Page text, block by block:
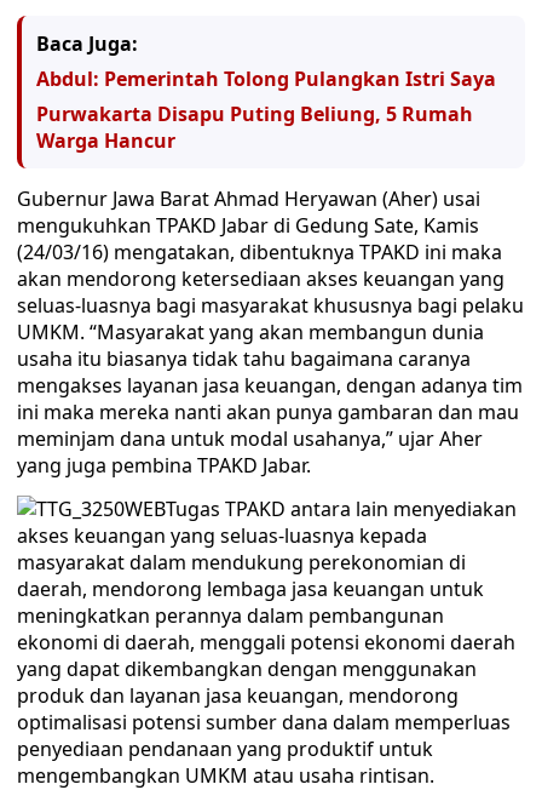
Baca Juga:
Abdul: Pemerintah Tolong Pulangkan Istri Saya
Purwakarta Disapu Puting Beliung, 5 Rumah
Warga Hancur
Gubernur Jawa Barat Ahmad Heryawan (Aher) usai
mengukuhkan TPAKD Jabar di Gedung Sate, Kamis
(24/03/16) mengatakan, dibentuknya TPAKD ini maka
akan mendorong ketersediaan akses keuangan yang
seluas-luasnya bagi masyarakat khususnya bagi pelaku
UMKM. “Masyarakat yang akan membangun dunia
usaha itu biasanya tidak tahu bagaimana caranya
mengakses layanan jasa keuangan, dengan adanya tim
ini maka mereka nanti akan punya gambaran dan mau
meminjam dana untuk modal usahanya,” ujar Aher
yang juga pembina TPAKD Jabar.
Tugas TPAKD antara lain menyediakan
akses keuangan yang seluas-luasnya kepada
masyarakat dalam mendukung perekonomian di
daerah, mendorong lembaga jasa keuangan untuk
meningkatkan perannya dalam pembangunan
ekonomi di daerah, menggali potensi ekonomi daerah
yang dapat dikembangkan dengan menggunakan
produk dan layanan jasa keuangan, mendorong
optimalisasi potensi sumber dana dalam memperluas
penyediaan pendanaan yang produktif untuk
mengembangkan UMKM atau usaha rintisan.